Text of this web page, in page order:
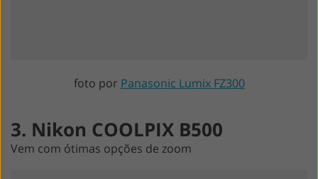
foto por Panasonic Lumix FZ300
3. Nikon COOLPIX B500
Vem com ótimas opções de zoom